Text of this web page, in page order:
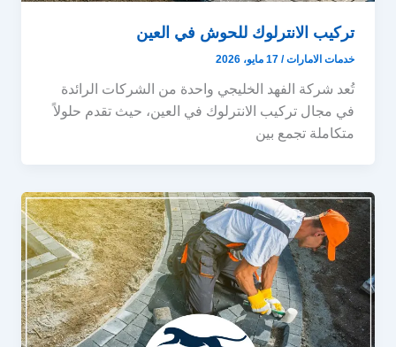
تركيب الانترلوك للحوش في العين
خدمات الامارات/17 مايو، 2026
تُعد شركة الفهد الخليجي واحدة من الشركات الرائدة
في مجال تركيب الانترلوك في العين، حيث تقدم حلولاً
متكاملة تجمع بين